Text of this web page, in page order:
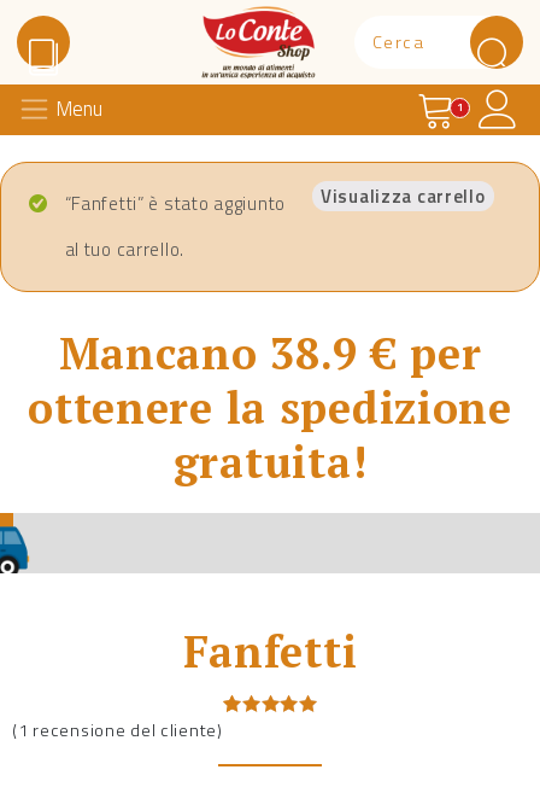
Lo Conte Shop
Menu Carrello
1
Visualizza carrello
“Fanfetti” è stato aggiunto
al tuo carrello.
Mancano 38.9 € per
ottenere la spedizione
gratuita!
Fanfetti
su base
(1 recensione del cliente)